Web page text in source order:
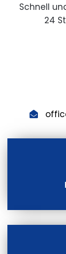
Schnell
24